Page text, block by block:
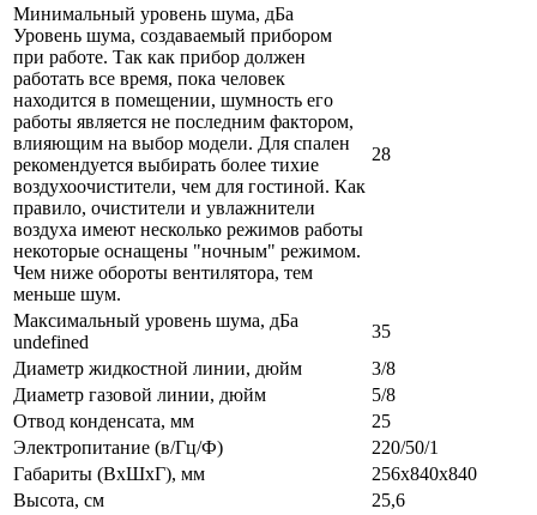
Минимальный уровень шума, дБа
Уровень шума, создаваемый прибором
при работе. Так как прибор должен
работать все время, пока человек
находится в помещении, шумность его
работы является не последним фактором,
влияющим на выбор модели. Для спален
рекомендуется выбирать более тихие
воздухоочистители, чем для гостиной. Как
правило, очистители и увлажнители
воздуха имеют несколько режимов работы
некоторые оснащены "ночным" режимом.
Чем ниже обороты вентилятора, тем
меньше шум.
28
Максимальный уровень шума, дБа
undefined
35
Диаметр жидкостной линии, дюйм
3/8
Диаметр газовой линии, дюйм
5/8
Отвод конденсата, мм
25
Электропитание (в/Гц/Ф)
220/50/1
Габариты (ВxШxГ), мм
256x840x840
Высота, см
25,6